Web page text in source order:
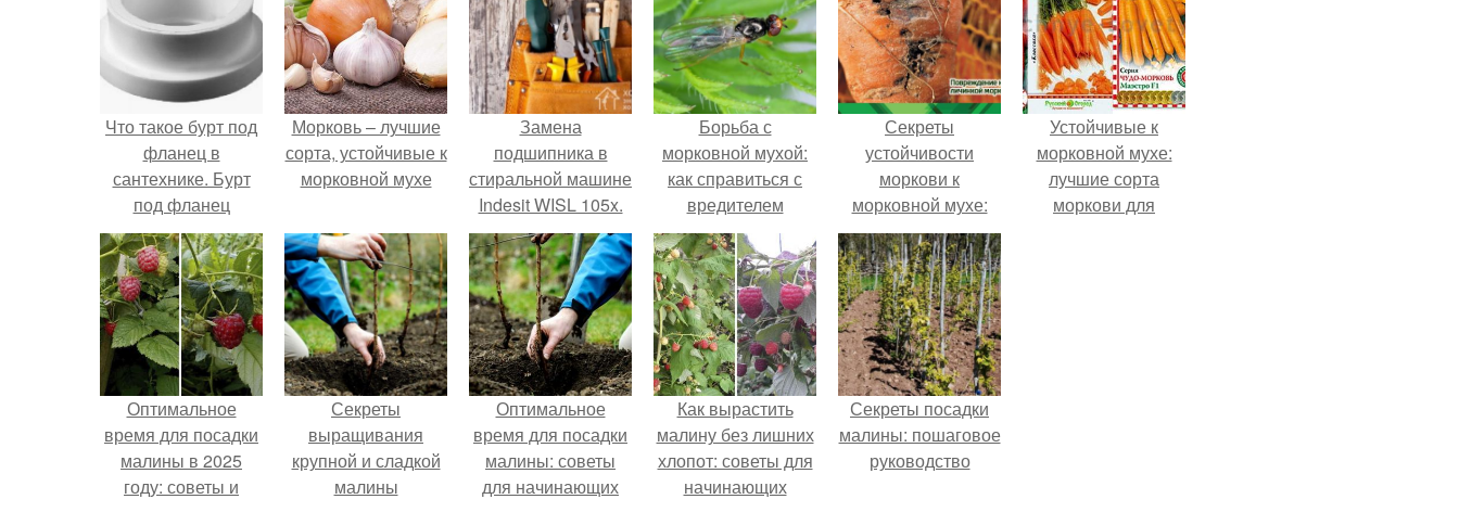
Что такое бурт под
фланец в
сантехнике. Бурт
под фланец
полипропиленовый
Морковь – лучшие
сорта, устойчивые к
морковной мухе
Замена
подшипника в
стиральной машине
Indesit WISL 105x.
Подготовительный
этап
Борьба с
морковной мухой:
как справиться с
вредителем
Секреты
устойчивости
моркови к
морковной мухе:
как защитить
урожай
Устойчивые к
морковной мухе:
лучшие сорта
моркови для
Оптимальное
время для посадки
малины в 2025
году: советы и
Секреты
выращивания
крупной и сладкой
малины
Оптимальное
время для посадки
малины: советы
для начинающих
Как вырастить
малину без лишних
хлопот: советы для
начинающих
Секреты посадки
малины: пошаговое
руководство